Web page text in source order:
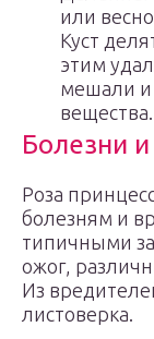
или
Куст
этим
мешали и
вещества.
Болезни
Роза
болезням и
типичными
ожог,
Из
листоверка.